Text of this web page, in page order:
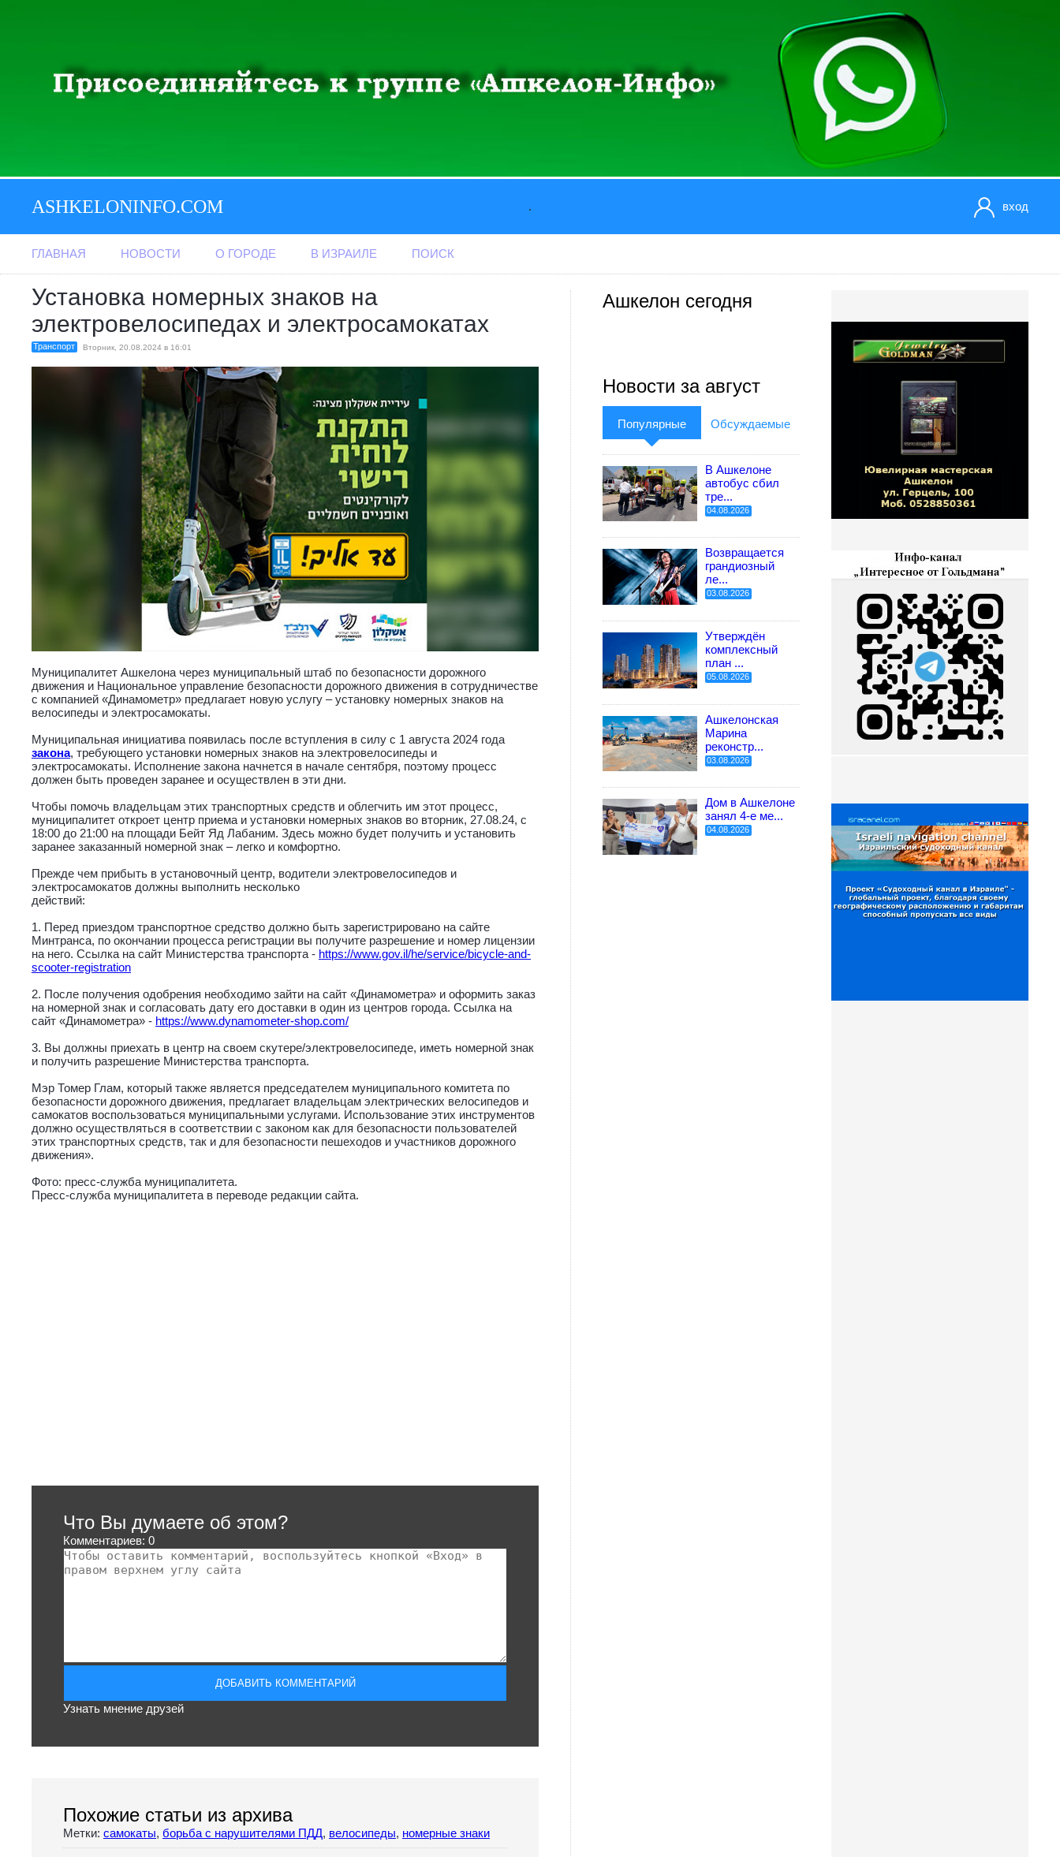
ASHKELONINFO.COM . вход
ГЛАВНАЯ НОВОСТИ О ГОРОДЕ В ИЗРАИЛЕ ПОИСК
Установка номерных знаков на
электровелосипедах и электросамокатах
Транспорт Вторник, 20.08.2024 в 16:01
Муниципалитет Ашкелона через муниципальный штаб по безопасности дорожного
движения и Национальное управление безопасности дорожного движения в сотрудничестве
с компанией «Динамометр» предлагает новую услугу – установку номерных знаков на
велосипеды и электросамокаты.
Муниципальная инициатива появилась после вступления в силу с 1 августа 2024 года
закона, требующего установки номерных знаков на электровелосипеды и
электросамокаты. Исполнение закона начнется в начале сентября, поэтому процесс
должен быть проведен заранее и осуществлен в эти дни.
Чтобы помочь владельцам этих транспортных средств и облегчить им этот процесс,
муниципалитет откроет центр приема и установки номерных знаков во вторник, 27.08.24, с
18:00 до 21:00 на площади Бейт Яд Лабаним. Здесь можно будет получить и установить
заранее заказанный номерной знак – легко и комфортно.
Прежде чем прибыть в установочный центр, водители электровелосипедов и
электросамокатов должны выполнить несколько
действий:
1. Перед приездом транспортное средство должно быть зарегистрировано на сайте
Минтранса, по окончании процесса регистрации вы получите разрешение и номер лицензии
на него. Ссылка на сайт Министерства транспорта - https://www.gov.il/he/service/bicycle-and-
scooter-registration
2. После получения одобрения необходимо зайти на сайт «Динамометра» и оформить заказ
на номерной знак и согласовать дату его доставки в один из центров города. Ссылка на
сайт «Динамометра» - https://www.dynamometer-shop.com/
3. Вы должны приехать в центр на своем скутере/электровелосипеде, иметь номерной знак
и получить разрешение Министерства транспорта.
Мэр Томер Глам, который также является председателем муниципального комитета по
безопасности дорожного движения, предлагает владельцам электрических велосипедов и
самокатов воспользоваться муниципальными услугами. Использование этих инструментов
должно осуществляться в соответствии с законом как для безопасности пользователей
этих транспортных средств, так и для безопасности пешеходов и участников дорожного
движения».
Фото: пресс-служба муниципалитета.
Пресс-служба муниципалитета в переводе редакции сайта.
Что Вы думаете об этом?
Комментариев: 0
Узнать мнение друзей
Похожие статьи из архива
Метки: самокаты, борьба с нарушителями ПДД, велосипеды, номерные знаки
Ашкелон сегодня
Новости за август
Популярные Обсуждаемые
В Ашкелоне
автобус сбил
тре...
04.08.2026
Возвращается
грандиозный
ле...
03.08.2026
Утверждён
комплексный
план ...
05.08.2026
Ашкелонская
Марина
реконстр...
03.08.2026
Дом в Ашкелоне
занял 4-е ме...
04.08.2026